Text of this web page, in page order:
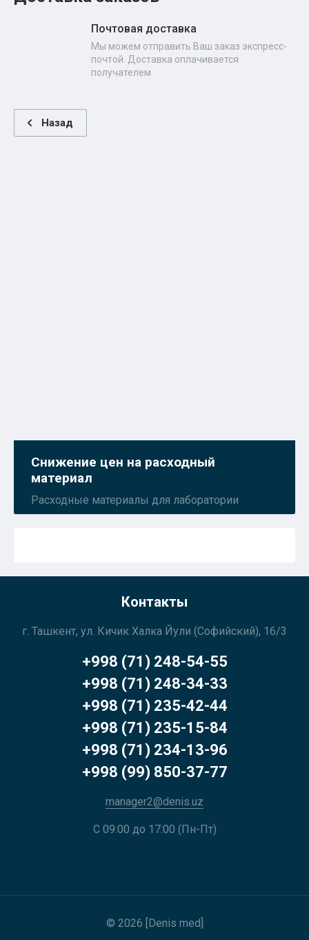
Снижение цен на расходный
материал
Расходные материалы для лаборатории
Почтовая доставка
Мы можем отправить Ваш заказ экспресс-
почтой. Доставка оплачивается
получателем
Назад
Контакты
г. Ташкент, ул. Кичик Халка Йули (Софийский), 16/3
+998 (71) 248-54-55
+998 (71) 248-34-33
+998 (71) 235-42-44
+998 (71) 235-15-84
+998 (71) 234-13-96
+998 (99) 850-37-77
manager2@denis.uz
С 09:00 до 17:00 (Пн-Пт)
© 2026 [Denis med]